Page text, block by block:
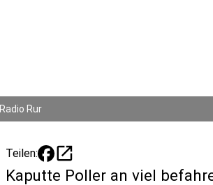
Radio Rur
Teilen: open_in_new
Kaputte Poller an viel